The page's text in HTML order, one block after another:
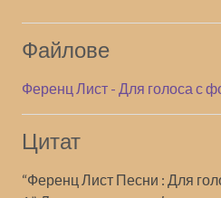
Файлове
Ференц Лист - Для голоса с
Цитат
“Ференц Лист Песни : Для